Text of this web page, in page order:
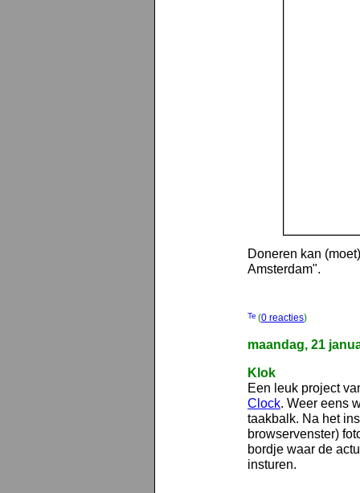
Doneren kan
Amsterdam".
(0 reacties)
maandag, 21
Klok
Een leuk project
Clock. Weer eens
taakbalk. Na het
browservenster)
bordje waar de
insturen.